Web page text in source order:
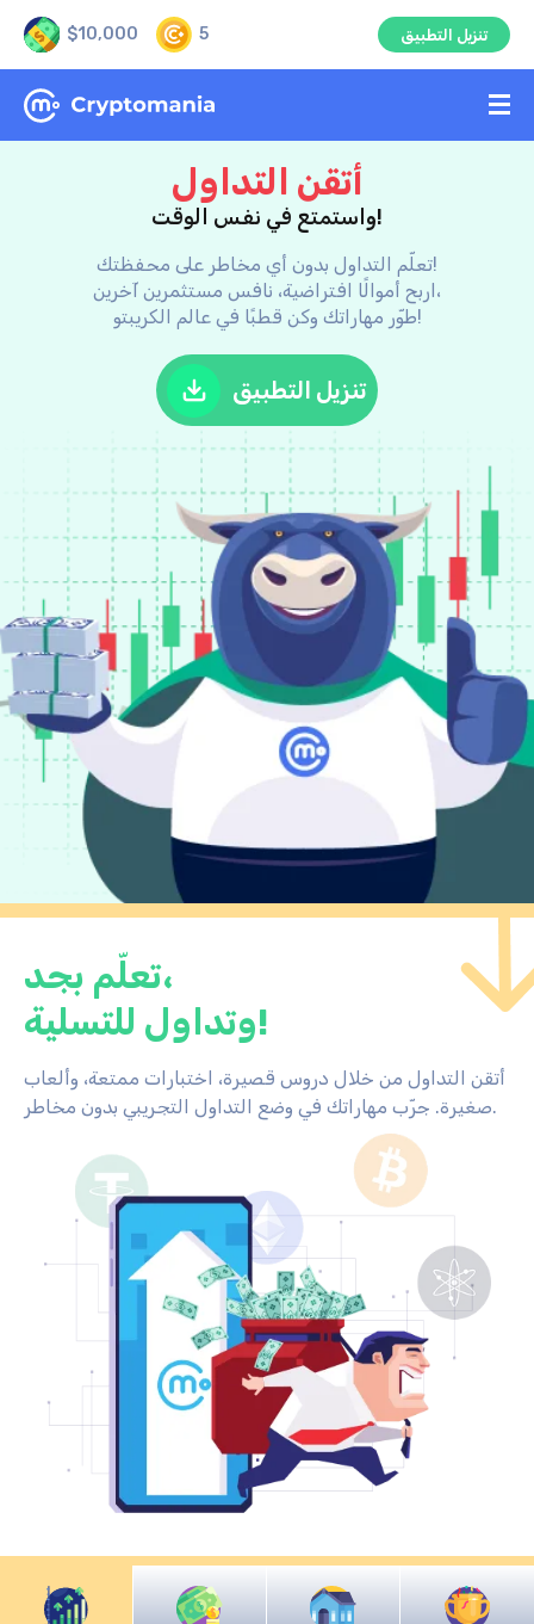
$10,000 5 تنزيل التطبيق
أتقن التداول
واستمتع في نفس الوقت!
تعلّم التداول بدون أي مخاطر على محفظتك!
اربح أموالًا افتراضية، نافس مستثمرين آخرين،
طوّر مهاراتك وكن قطبًا في عالم الكريبتو!
تنزيل التطبيق
تعلّم بجد،
وتداول للتسلية!
أتقن التداول من خلال دروس قصيرة، اختبارات ممتعة، وألعاب
صغيرة. جرّب مهاراتك في وضع التداول التجريبي بدون مخاطر.